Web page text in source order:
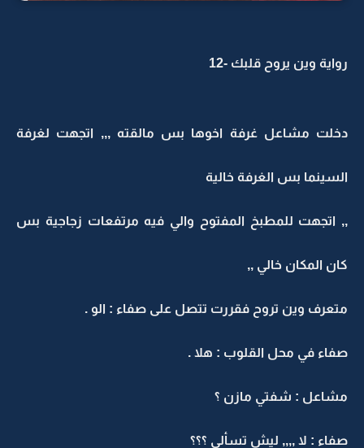
رواية وين يروح قلبك -12
دخلت مشاعل غرفة اخوها بس مالقته ,,, اتجهت لغرفة
السينما بس الغرفة خالية
,, اتجهت للمطبخ المفتوح والي فيه مرتفعات زجاجية بس
كان المكان خالي ,,
متعرف وين تروح فقررت تتصل على صفاء : الو .
صفاء في محل القلوب : هلا .
مشاعل : شفتي مازن ؟
صفاء : لا ,,,, ليش تسألي ؟؟؟